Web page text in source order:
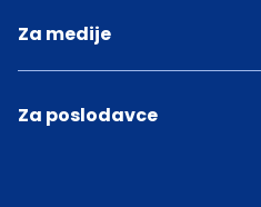
Za medije
Za poslodavce